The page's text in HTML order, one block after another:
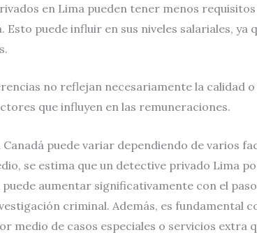
en Lima pueden tener menos
puede influir en sus niveles salariales, ya
no reflejan necesariamente la calidad
que influyen en las remuneraciones.
puede variar dependiendo de varios
se estima que un detective privado Lima
aumentar significativamente con el
criminal. Además, es fundamental
medio de casos especiales o servicios extra